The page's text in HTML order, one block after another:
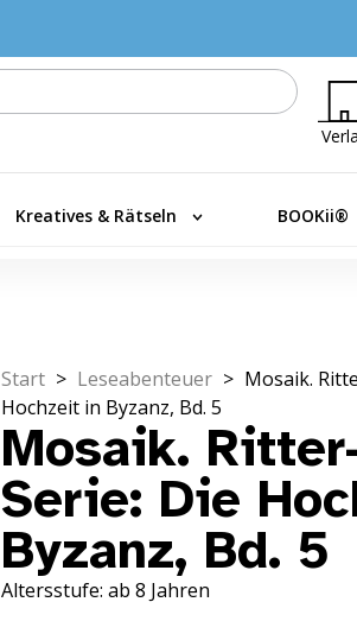
Kreatives & Rätseln BOOKii®
Start > Leseabenteuer > Mosaik.
Hochzeit in Byzanz, Bd. 5
Mosaik.
Serie: Die
Byzanz, Bd. 5
Altersstufe: ab 8 Jahren